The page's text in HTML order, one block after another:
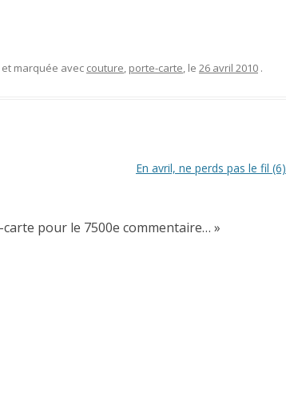
et marquée avec couture, porte-carte, le 26 avril 2010 .
En avril, ne perds pas le fil (6)
pour le 7500e commentaire… »